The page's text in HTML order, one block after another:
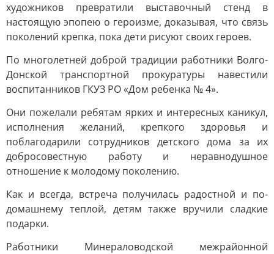
художников превратили выставочный стенд в
настоящую эпопею о героизме, доказывая, что связь
поколений крепка, пока дети рисуют своих героев.
По многолетней доброй традиции работники Волго-
Донской транспортной прокуратуры навестили
воспитанников ГКУЗ РО «Дом ребенка № 4».
Они пожелали ребятам ярких и интересных каникул,
исполнения желаний, крепкого здоровья и
поблагодарили сотрудников детского дома за их
добросовестную работу и неравнодушное
отношение к молодому поколению.
Как и всегда, встреча получилась радостной и по-
домашнему теплой, детям также вручили сладкие
подарки.
Работники Минераловодской межрайонной